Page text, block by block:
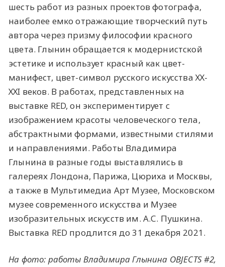
шесть работ из разных проектов фотографа,
наиболее емко отражающие творческий путь
автора через призму философии красного
цвета. Глынин обращается к модернистской
эстетике и использует красный как цвет-
манифест, цвет-символ русского искусства ХХ-
ХХI веков. В работах, представленных на
выставке RED, он экспериментирует с
изображением красоты человеческого тела,
абстрактными формами, известными стилями
и направлениями. Работы Владимира
Глынина в разные годы выставлялись в
галереях Лондона, Парижа, Цюриха и Москвы,
а также в Мультимедиа Арт Музее, Московском
музее современного искусства и Музее
изобразительных искусств им. А.С. Пушкина.
Выставка RED продлится до 31 декабря 2021.
На фото: работы Владимира Глынина OBJECTS #2,